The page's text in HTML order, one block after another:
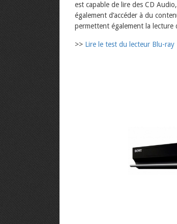
est capable de lire des CD
également d’accéder à du
permettent également la lecture
>> Lire le test du lecteur Blu-